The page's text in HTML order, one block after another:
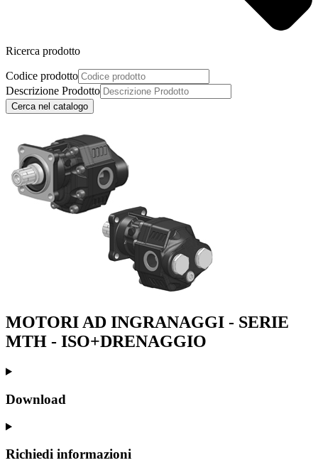
Ricerca prodotto
Codice prodotto
Descrizione Prodotto
Cerca nel catalogo
MOTORI AD INGRANAGGI - SERIE
MTH - ISO+DRENAGGIO
Download
Richiedi informazioni